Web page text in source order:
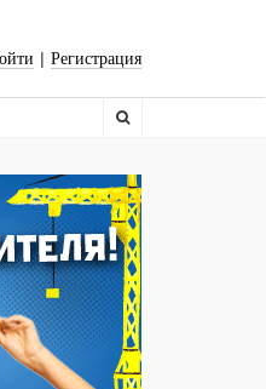
| Регистрация